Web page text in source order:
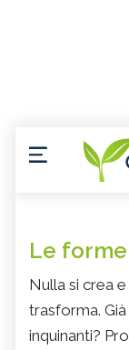
Le
Nulla si crea
trasforma.
inquinanti?